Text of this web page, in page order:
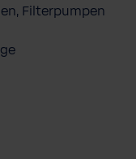
Filterpumpen